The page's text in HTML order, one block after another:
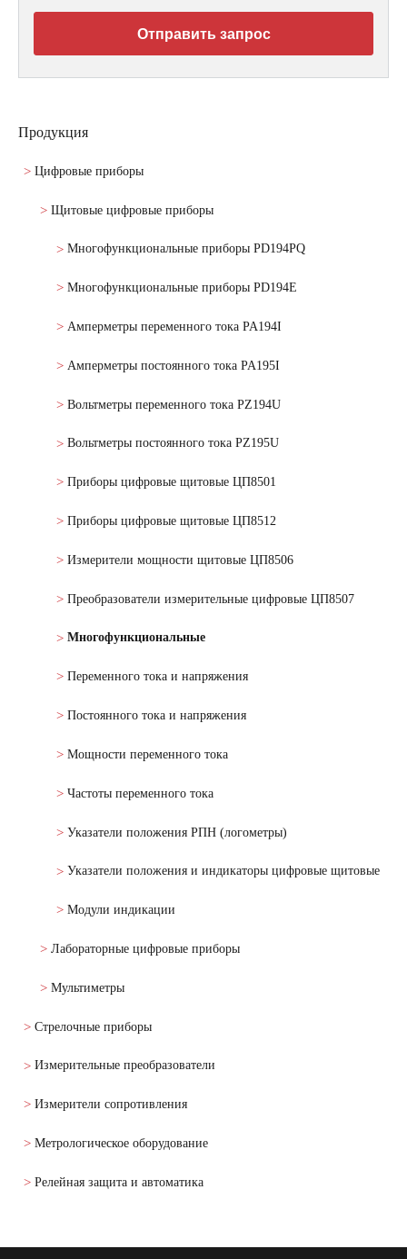
Продукция
Цифровые приборы
Щитовые цифровые приборы
Многофункциональные приборы PD194PQ
Многофункциональные приборы PD194E
Амперметры переменного тока PA194I
Амперметры постоянного тока PA195I
Вольтметры переменного тока PZ194U
Вольтметры постоянного тока PZ195U
Приборы цифровые щитовые ЦП8501
Приборы цифровые щитовые ЦП8512
Измерители мощности щитовые ЦП8506
Преобразователи измерительные цифровые ЦП8507
Многофункциональные
Переменного тока и напряжения
Постоянного тока и напряжения
Мощности переменного тока
Частоты переменного тока
Указатели положения РПН (логометры)
Указатели положения и индикаторы цифровые щитовые
Модули индикации
Лабораторные цифровые приборы
Мультиметры
Стрелочные приборы
Измерительные преобразователи
Измерители сопротивления
Метрологическое оборудование
Релейная защита и автоматика
Отправить запрос